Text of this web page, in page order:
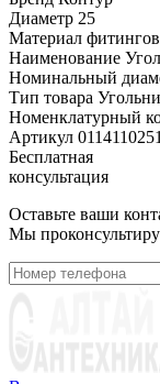
Диаметр 25
Материал фитингов
Наименование
Номинальный
Тип товара
Номенклатурный
Артикул
Бесплатная
консультация
Оставьте ваши
Мы